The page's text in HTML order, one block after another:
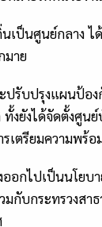
ป็นศูนย์กลาง
มาย
บปรุงแผนป้อ
ยังได้จัดตั้งศู
เตรียมความพร้
อกไปเป็นนโย
บกระทรวงสา